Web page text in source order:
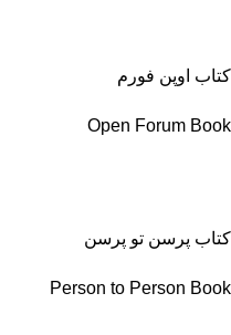
کتاب اوپن فورم
Open Forum Book
کتاب پرسن تو پرسن
Person to Person Book